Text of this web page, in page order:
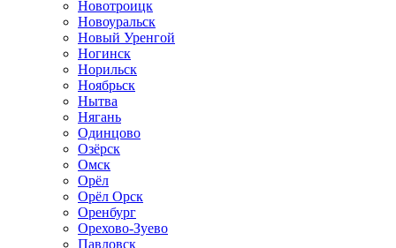
Новотроицк
Новоуральск
Новый Уренгой
Ногинск
Норильск
Ноябрьск
Нытва
Нягань
Одинцово
Озёрск
Омск
Орёл
Орёл Орск
Оренбург
Орехово-Зуево
Павловск